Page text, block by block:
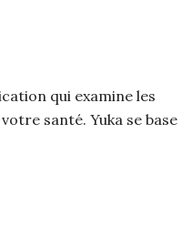
qui examine les
santé. Yuka se base